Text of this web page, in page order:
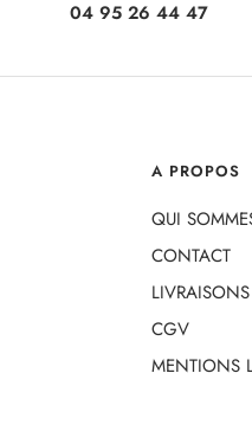
04 95 26 44 47
A PROPOS
QUI
CONTACT
LIVRAISONS
CGV
MENTIONS